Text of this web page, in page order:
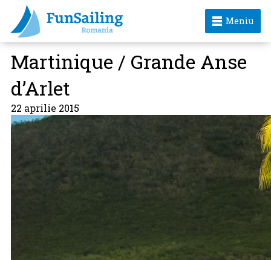
Meniu
Martinique / Grande Anse
d’Arlet
22 aprilie 2015